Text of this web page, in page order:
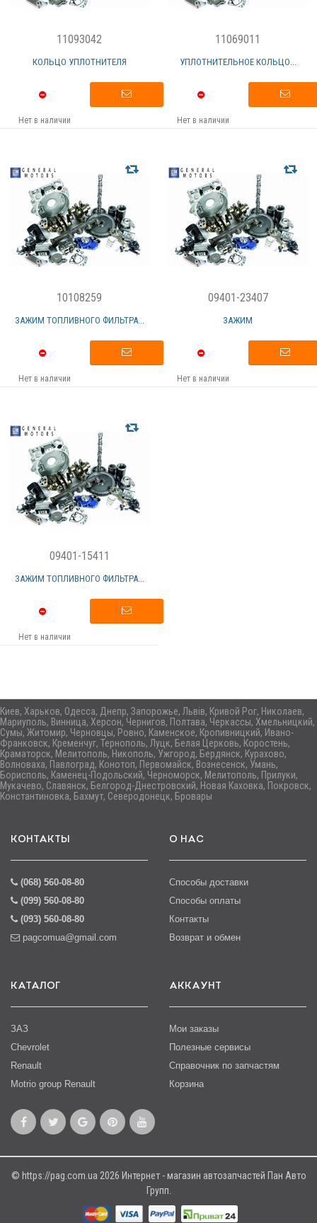
11093042
КОЛЬЦО УПЛОТНИТЕЛЯ
Нет в наличии
11069011
УПЛОТНИТЕЛЬНОЕ КОЛЬЦО...
Нет в наличии
10108259
ЗАЖИМ ТОПЛИВНОГО ФИЛЬТРА...
Нет в наличии
09401-23407
ЗАЖИМ
Нет в наличии
09401-15411
ЗАЖИМ ТОПЛИВНОГО ФИЛЬТРА...
Нет в наличии
Киев, Харьков, Одесса, Днепр, Запорожье, Львів, Кривой Рог, Николаев,
Мариуполь, Винница, Херсон, Чернигов, Полтава, Черкассы, Хмельницкий,
Сумы, Житомир, Черновцы, Ровно, Каменское, Кропивницкий, Ивано-
Франковск, Кременчуг, Тернополь, Луцк, Белая Церковь, Коростень,
Краматорск, Мелитополь, Никополь, Ужгород, Бердянск, Курахово,
Волноваха, Павлоград, Конотоп, Первомайск, Вознесенск, Умань,
Борисполь, Каменец-Подольский, Черноморск, Мелитополь, Прилуки,
Мукачево, Славянск, Белгород-Днестровский, Новая Каховка, Покровск,
Константиновка, Бахмут, Северодонецк, Бровары
КОНТАКТЫ
(068) 560-08-80
(099) 560-08-80
(093) 560-08-80
pagcomua@gmail.com
О НАС
Способы доставки
Способы оплаты
Контакты
Возврат и обмен
КАТАЛОГ
ЗАЗ
Chevrolet
Renault
Motrio group Renault
АККАУНТ
Мои заказы
Полезные сервисы
Справочник по запчастям
Корзина
© https://pag.com.ua 2026 Интернет - магазин автозапчастей Пан Авто
Групп.